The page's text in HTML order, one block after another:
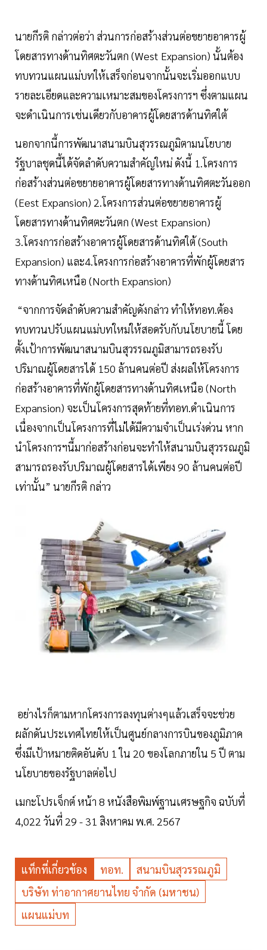
นายกีรติ กล่าวต่อว่า ส่วนการก่อสร้างส่วนต่อขยายอาคารผู้
โดยสารทางด้านทิศตะวันตก (West Expansion) นั้นต้อง
ทบทวนแผนแม่บทให้เสร็จก่อนจากนั้นจะเริ่มออกแบบ
รายละเอียดและความเหมาะสมของโครงการฯ ซึ่งตามแผน
จะดำเนินการเช่นเดียวกับอาคารผู้โดยสารด้านทิศใต้
นอกจากนี้การพัฒนาสนามบินสุวรรณภูมิตามนโยบาย
รัฐบาลชุดนี้ได้จัดลำดับความสำคัญใหม่ ดังนี้ 1.โครงการ
ก่อสร้างส่วนต่อขยายอาคารผู้โดยสารทางด้านทิศตะวันออก
(Eest Expansion) 2.โครงการส่วนต่อขยายอาคารผู้
โดยสารทางด้านทิศตะวันตก (West Expansion)
3.โครงการก่อสร้างอาคารผู้โดยสารด้านทิศใต้ (South
Expansion) และ4.โครงการก่อสร้างอาคารที่พักผู้โดยสาร
ทางด้านทิศเหนือ (North Expansion)
“จากการจัดลำดับความสำคัญดังกล่าว ทำให้ทอท.ต้อง
ทบทวนปรับแผนแม่บทใหม่ให้สอดรับกับนโยบายนี้ โดย
ตั้งเป้าการพัฒนาสนามบินสุวรรณภูมิสามารถรองรับ
ปริมาณผู้โดยสารได้ 150 ล้านคนต่อปี ส่งผลให้โครงการ
ก่อสร้างอาคารที่พักผู้โดยสารทางด้านทิศเหนือ (North
Expansion) จะเป็นโครงการสุดท้ายที่ทอท.ดำเนินการ
เนื่องจากเป็นโครงการที่ไม่ได้มีความจำเป็นเร่งด่วน หาก
นำโครงการฯนี้มาก่อสร้างก่อนจะทำให้สนามบินสุวรรณภูมิ
สามารถรองรับปริมาณผู้โดยสารได้เพียง 90 ล้านคนต่อปี
เท่านั้น” นายกีรติ กล่าว
อย่างไรก็ตามหากโครงการลงทุนต่างๆแล้วเสร็จจะช่วย
ผลักดันประเทศไทยให้เป็นศูนย์กลางการบินของภูมิภาค
ซึ่งมีเป้าหมายติดอันดับ 1 ใน 20 ของโลกภายใน 5 ปี ตาม
นโยบายของรัฐบาลต่อไป
เมกะโปรเจ็กต์ หน้า 8 หนังสือพิมพ์ฐานเศรษฐกิจ ฉบับที่
4,022 วันที่ 29 - 31 สิงหาคม พ.ศ. 2567
แท็กที่เกี่ยวข้อง ทอท.
สนามบินสุวรรณภูมิ
บริษัท ท่าอากาศยานไทย จำกัด (มหาชน)
แผนแม่บท